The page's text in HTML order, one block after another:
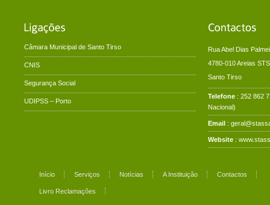
Câmara Municipal de Santo Tirso
CNIS
Segurança Social
UDIPSS – Porto
Rua Abel Dias
4780-010 Areias STS
Santo Tirso
Telefone : 252 862
Nacional)
Email :
Website :
Início Serviços Notícias A Instituição Contactos
Livro Reclamações